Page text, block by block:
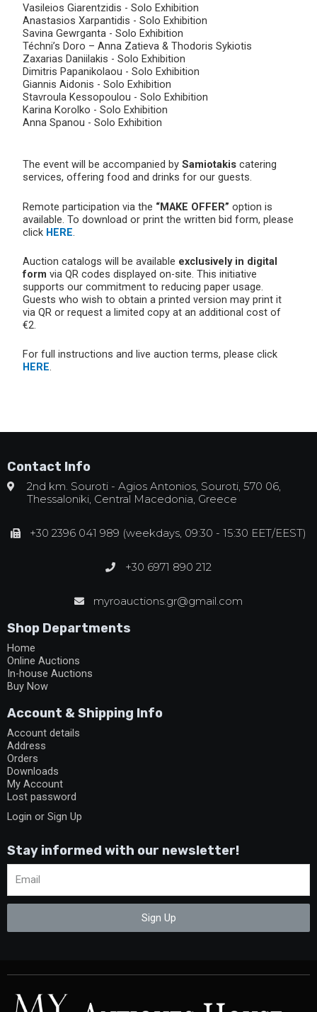
Vasileios Giarentzidis - Solo Exhibition
Anastasios Xarpantidis - Solo Exhibition
Savina Gewrganta - Solo Exhibition
Téchni’s Doro – Anna Zatieva & Thodoris Sykiotis
Zaxarias Daniilakis - Solo Exhibition
Dimitris Papanikolaou - Solo Exhibition
Giannis Aidonis - Solo Exhibition
Stavroula Kessopoulou - Solo Exhibition
Karina Korolko - Solo Exhibition
Anna Spanou - Solo Exhibition
The event will be accompanied by Samiotakis catering
services, offering food and drinks for our guests.
Remote participation via the “MAKE OFFER” option is
available. To download or print the written bid form, please
click HERE.
Auction catalogs will be available exclusively in digital
form via QR codes displayed on-site. This initiative
supports our commitment to reducing paper usage.
Guests who wish to obtain a printed version may print it
via QR or request a limited copy at an additional cost of
€2.
For full instructions and live auction terms, please click
HERE.
Contact Info
2nd km. Souroti - Agios Antonios, Souroti, 570 06,
Thessaloniki, Central Macedonia, Greece
+30 2396 041 989 (weekdays, 09:30 - 15:30 EET/EEST)
+30 6971 890 212
myroauctions.gr@gmail.com
Shop Departments
Home
Online Auctions
In-house Auctions
Buy Now
Account & Shipping Info
Account details
Address
Orders
Downloads
My Account
Lost password
Login or Sign Up
Stay informed with our newsletter!
Sign Up